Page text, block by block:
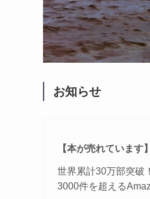
お知らせ
【本が売れています】
世界累計30万部突破！
3000件を超える